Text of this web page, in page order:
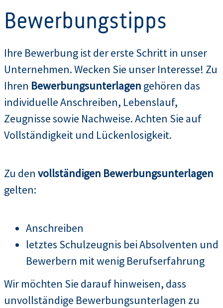
Bewerbungstipps
Ihre Bewerbung ist der erste Schritt in unser
Unternehmen. Wecken Sie unser Interesse! Zu
Ihren Bewerbungsunterlagen gehören das
individuelle Anschreiben, Lebenslauf,
Zeugnisse sowie Nachweise. Achten Sie auf
Vollständigkeit und Lückenlosigkeit.
Zu den vollständigen Bewerbungsunterlagen
gelten:
Anschreiben
letztes Schulzeugnis bei Absolventen und
Bewerbern mit wenig Berufserfahrung
Wir möchten Sie darauf hinweisen, dass
unvollständige Bewerbungsunterlagen zu